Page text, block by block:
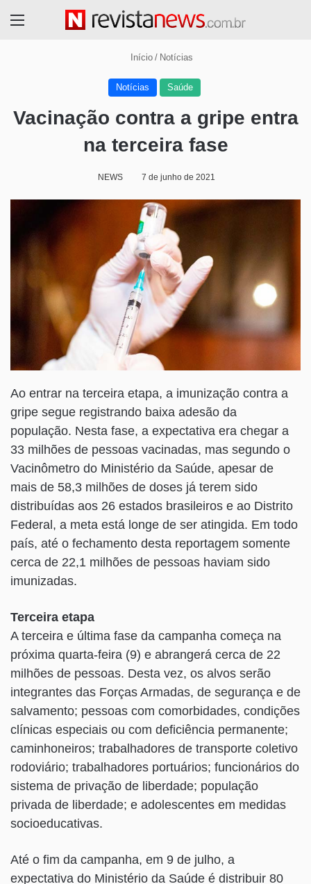
Início / Notícias
Notícias Saúde
Vacinação contra a gripe entra
na terceira fase
NEWS 7 de junho de 2021
Ao entrar na terceira etapa, a imunização contra a
gripe segue registrando baixa adesão da
população. Nesta fase, a expectativa era chegar a
33 milhões de pessoas vacinadas, mas segundo o
Vacinômetro do Ministério da Saúde, apesar de
mais de 58,3 milhões de doses já terem sido
distribuídas aos 26 estados brasileiros e ao Distrito
Federal, a meta está longe de ser atingida. Em todo
país, até o fechamento desta reportagem somente
cerca de 22,1 milhões de pessoas haviam sido
imunizadas.
Terceira etapa
A terceira e última fase da campanha começa na
próxima quarta-feira (9) e abrangerá cerca de 22
milhões de pessoas. Desta vez, os alvos serão
integrantes das Forças Armadas, de segurança e de
salvamento; pessoas com comorbidades, condições
clínicas especiais ou com deficiência permanente;
caminhoneiros; trabalhadores de transporte coletivo
rodoviário; trabalhadores portuários; funcionários do
sistema de privação de liberdade; população
privada de liberdade; e adolescentes em medidas
socioeducativas.
Até o fim da campanha, em 9 de julho, a
expectativa do Ministério da Saúde é distribuir 80